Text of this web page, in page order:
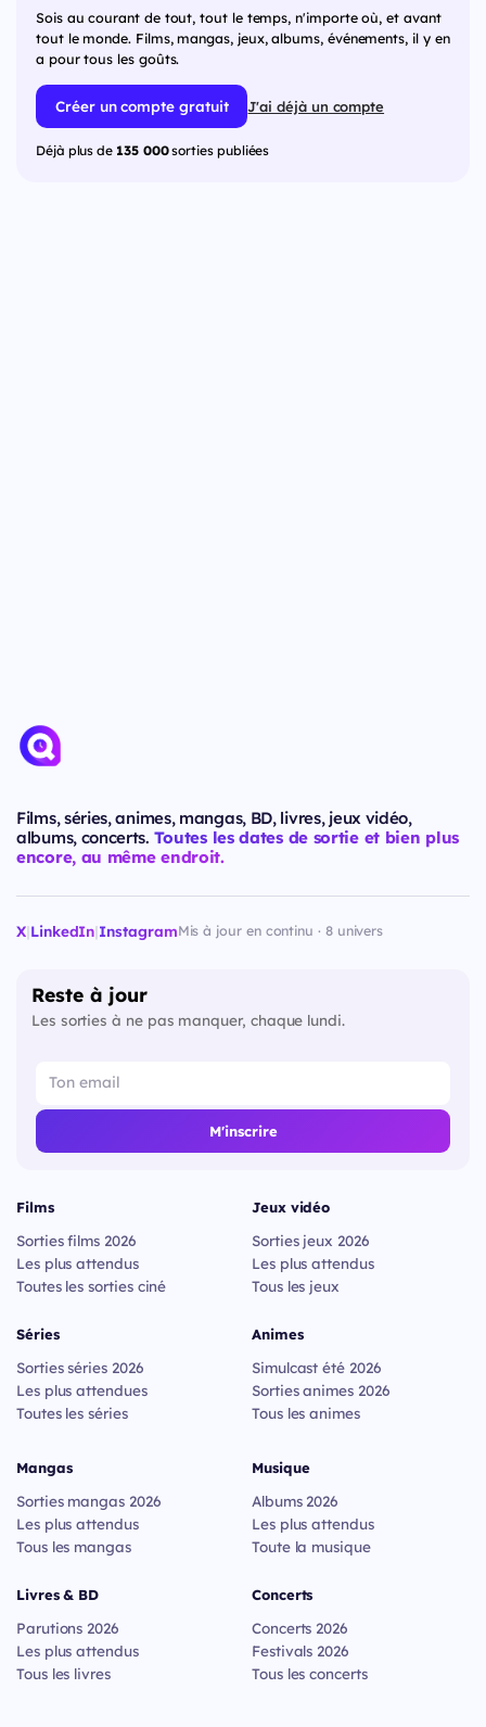
Sois au courant de tout, tout le temps, n'importe où, et avant
tout le monde. Films, mangas, jeux, albums, événements, il y en
a pour tous les goûts.
Créer un compte gratuit J'ai déjà un compte
Déjà plus de 135 000sorties publiées
Films, séries, animes, mangas, BD, livres, jeux vidéo,
albums, concerts. Toutes les dates de sortie et bien plus
encore, au même endroit.
X|LinkedIn|InstagramMis à jour en continu · 8 univers
Reste à jour
Les sorties à ne pas manquer, chaque lundi.
M'inscrire
Films
Sorties films 2026
Les plus attendus
Toutes les sorties ciné
Séries
Sorties séries 2026
Les plus attendues
Toutes les séries
Jeux vidéo
Sorties jeux 2026
Les plus attendus
Tous les jeux
Animes
Simulcast été 2026
Sorties animes 2026
Tous les animes
Mangas
Sorties mangas 2026
Les plus attendus
Tous les mangas
Livres & BD
Parutions 2026
Les plus attendus
Tous les livres
Musique
Albums 2026
Les plus attendus
Toute la musique
Concerts
Concerts 2026
Festivals 2026
Tous les concerts